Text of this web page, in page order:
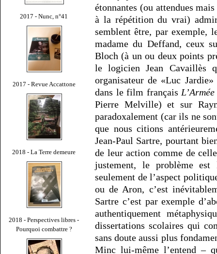
2017 - Nunc, n°41
2017 - Revue Accattone
2018 - La Terre demeure
2018 - Perspectives libres -
Pourquoi combattre ?
étonnantes (ou attendues
à la répétition du vrai)
semblent être, par exemple,
madame du Deffand, ceux
Bloch (à un ou deux points
le logicien Jean Cavaillès
organisateur de «Luc
dans le film français
Pierre Melville) et sur
paradoxalement (car ils ne
que nous citions
Jean-Paul Sartre, pourtant
de leur action comme de
justement, le problème
seulement de l’aspect
ou de Aron, c’est
Sartre c’est par exemple
authentiquement
dissertations scolaires qui
sans doute aussi plus
Minc lui-même l’entend –